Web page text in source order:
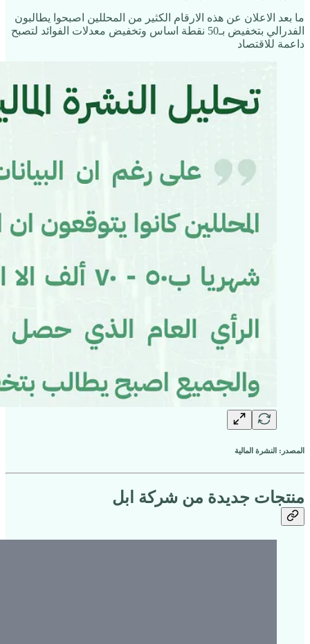
ما بعد الاعلان عن هذه الارقام الكثير من المحللين اصبحوا يطالبون
الفدرالي بتخفيض بـ50 نقطة اساس وتخفيض معدلات الفوائد لتصبح
داعمة للاقتصاد
المصدر: النشرة المالية
منتجات جديدة من شركة ابل